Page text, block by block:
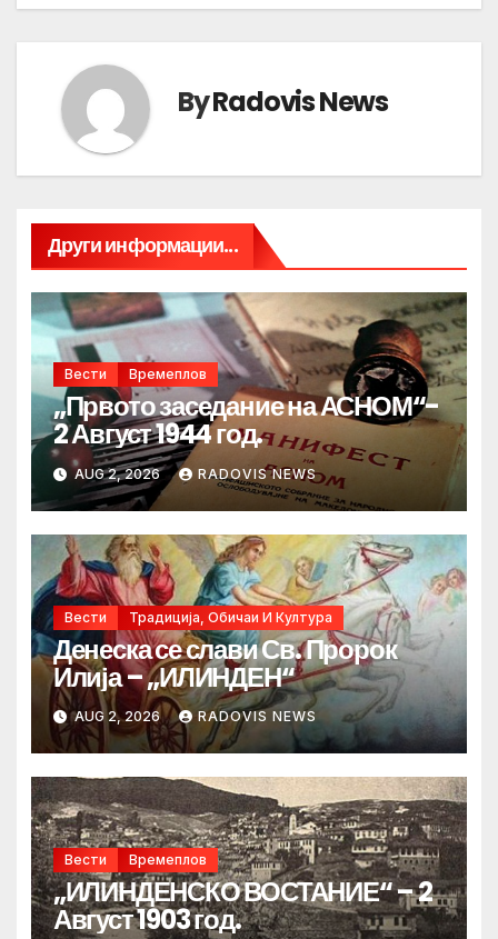
ByRadovis News
Други информации...
Вести Времеплов
„Првото заседание на АСНОМ“-
2 Август 1944 год.
AUG 2, 2026 RADOVIS NEWS
Вести Традиција, Обичаи И Култура
Денеска се слави Св. Пророк
Илија – „ИЛИНДЕН“
AUG 2, 2026 RADOVIS NEWS
Вести Времеплов
„ИЛИНДЕНСКО ВОСТАНИЕ“ – 2
Август 1903 год.